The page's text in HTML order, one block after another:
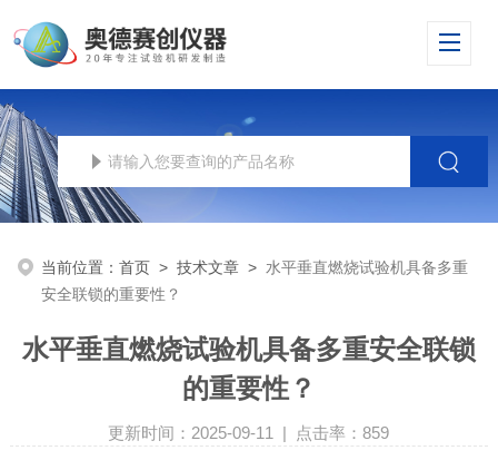
当前位置：首页 >技术文章 > 水平垂直燃烧试验机具备多重
安全联锁的重要性？
水平垂直燃烧试验机具备多重安全联锁
的重要性？
更新时间：2025-09-11 | 点击率：859